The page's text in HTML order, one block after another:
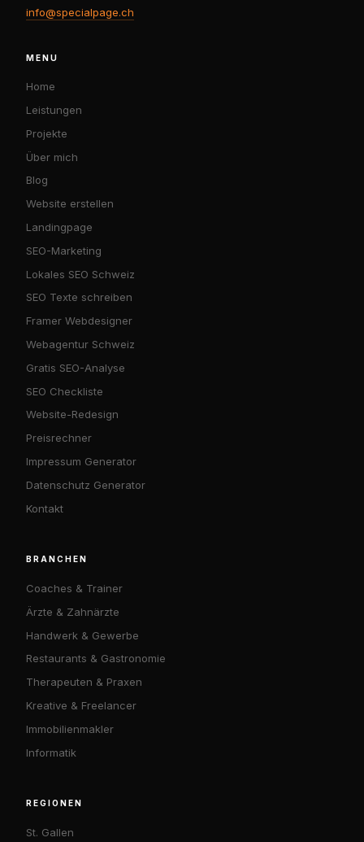
info@specialpage.ch
MENU
Home
Leistungen
Projekte
Über mich
Blog
Website erstellen
Landingpage
SEO-Marketing
Lokales SEO Schweiz
SEO Texte schreiben
Framer Webdesigner
Webagentur Schweiz
Gratis SEO-Analyse
SEO Checkliste
Website-Redesign
Preisrechner
Impressum Generator
Datenschutz Generator
Kontakt
BRANCHEN
Coaches & Trainer
Ärzte & Zahnärzte
Handwerk & Gewerbe
Restaurants & Gastronomie
Therapeuten & Praxen
Kreative & Freelancer
Immobilienmakler
Informatik
REGIONEN
St. Gallen